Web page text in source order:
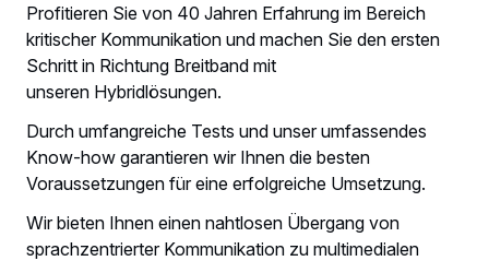
Profitieren Sie von 40 Jahren Erfahrung im Bereich
kritischer Kommunikation und machen Sie den ersten
Schritt in Richtung Breitband mit
unseren Hybridlösungen.
Durch umfangreiche Tests und unser umfassendes
Know-how garantieren wir Ihnen die besten
Voraussetzungen für eine erfolgreiche Umsetzung.
Wir bieten Ihnen einen nahtlosen Übergang von
sprachzentrierter Kommunikation zu multimedialen